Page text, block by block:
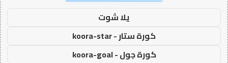
يلا شوت
كورة ستار - koora-star
كورة جول - koora-goal